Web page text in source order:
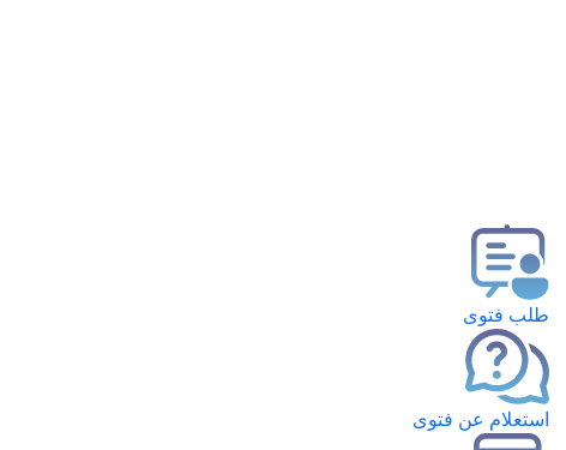
طلب فتوى
استعلام عن فتوى